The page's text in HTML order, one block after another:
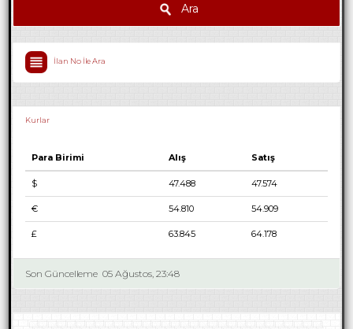
Ara
İlan No İle Ara
Kurlar
Para Birimi Alış Satış
$ 47.488 47.574
€ 54.810 54.909
£ 63.845 64.178
Son Güncelleme 05 Ağustos, 23:48